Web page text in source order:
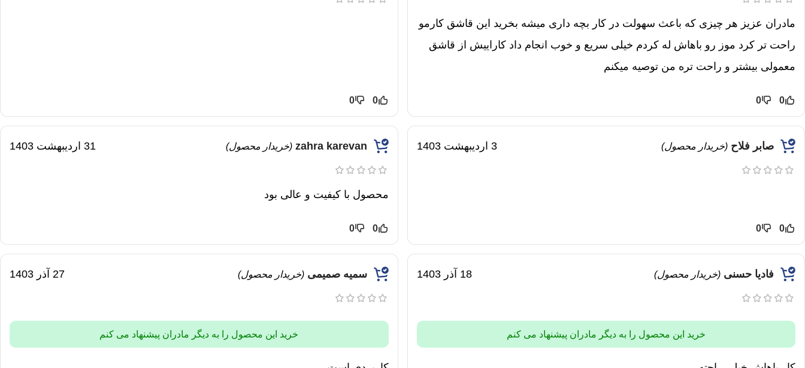
مادران عزیز هر چیزی که باعث سهولت در کار بچه داری میشه بخرید این قاشق کارمو
راحت تر کرد موز رو باهاش له کردم خیلی سریع و خوب انجام داد کاراییش از قاشق
معمولی بیشتر و راحت تره من توصیه میکنم
0
0
0
0
صابر فلاح (خریدار محصول) 3 اردیبهشت 1403
0
0
(خریدار محصول) 31 اردیبهشت 1403
محصول با کیفیت و عالی بود
0
0
فادیا حسنی (خریدار محصول) 18 آذر 1403
خرید این محصول را به دیگر مادران پیشنهاد می کنم
سمیه صمیمی (خریدار محصول) 27 آذر 1403
خرید این محصول را به دیگر مادران پیشنهاد می کنم